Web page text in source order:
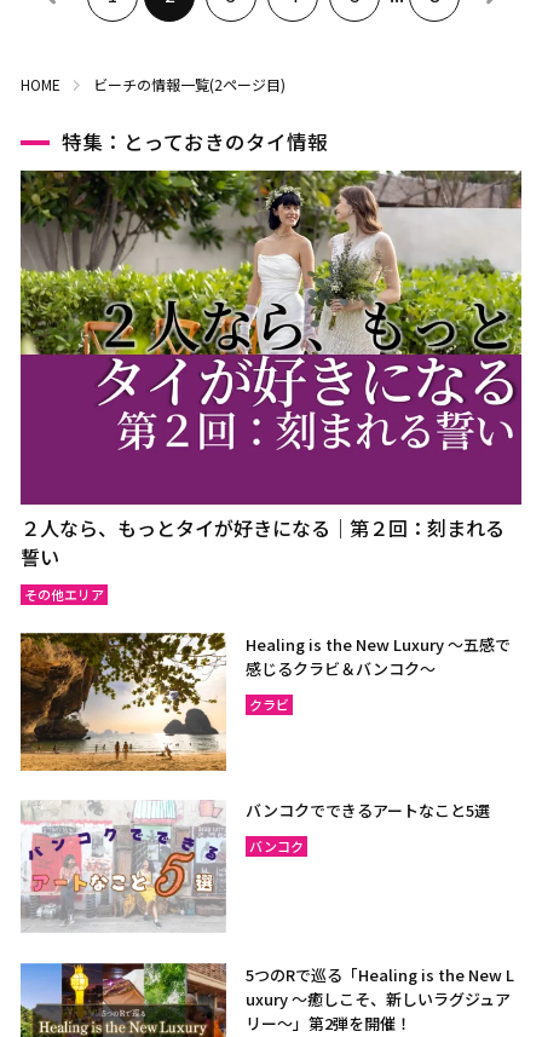
HOME ビーチの情報一覧(2ページ目)
特集：とっておきのタイ情報
２人なら、もっとタイが好きになる｜第２回：刻まれる
誓い
その他エリア
Healing is the New Luxury ～五感で
感じるクラビ＆バンコク～
クラビ
バンコクでできるアートなこと5選
バンコク
5つのRで巡る「Healing is the New L
uxury ～癒しこそ、新しいラグジュア
リー〜」第2弾を開催！